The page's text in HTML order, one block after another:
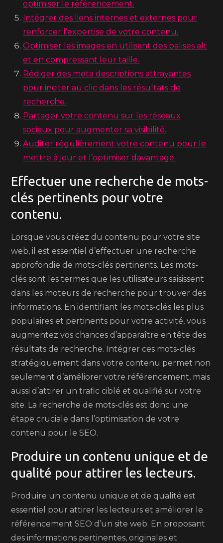
optimiser le référencement.
Intégrer des liens internes et externes pour
renforcer l’expertise de votre contenu.
Optimiser les images en utilisant des balises alt
et en compressant leur taille.
Rédiger des meta descriptions attrayantes
pour inciter au clic dans les résultats de
recherche.
Partager votre contenu sur les réseaux
sociaux pour augmenter sa visibilité.
Auditer régulièrement votre contenu pour le
mettre à jour et l’optimiser davantage.
Effectuer une recherche de mots-
clés pertinents pour votre
contenu.
Lorsque vous créez du contenu pour votre site
web, il est essentiel d’effectuer une recherche
approfondie de mots-clés pertinents. Les mots-
clés sont les termes que les utilisateurs saisissent
dans les moteurs de recherche pour trouver des
informations. En identifiant les mots-clés les plus
populaires et pertinents pour votre activité, vous
augmentez vos chances d’apparaître en tête des
résultats de recherche. Intégrer ces mots-clés
stratégiquement dans votre contenu permet non
seulement d’améliorer votre référencement, mais
aussi d’attirer un trafic ciblé et qualifié sur votre
site. La recherche de mots-clés est donc une
étape cruciale dans l’optimisation de votre
contenu pour le SEO.
Produire un contenu unique et de
qualité pour attirer les lecteurs.
Produire un contenu unique et de qualité est
essentiel pour attirer les lecteurs et améliorer le
référencement SEO d’un site web. En proposant
des informations pertinentes, originales et